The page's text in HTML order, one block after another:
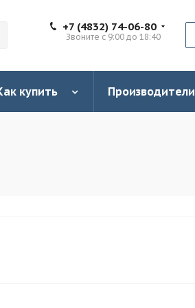
+7 (4832) 74-06-80
Звоните с 9:00 до 18:40
купить Производители